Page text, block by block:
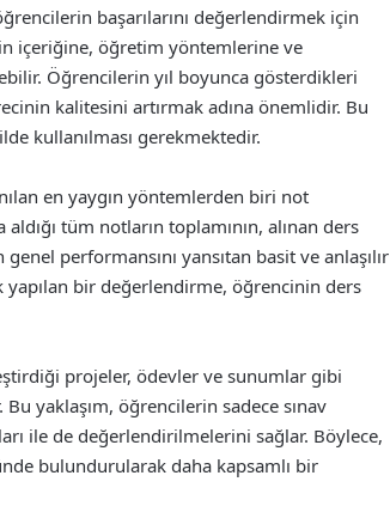
başarılarını değerlendirmek için
içeriğine, öğretim yöntemlerine ve
Öğrencilerin yıl boyunca gösterdikleri
kalitesini artırmak adına önemlidir. Bu
kullanılması gerekmektedir.
en yaygın yöntemlerden biri not
tüm notların toplamının, alınan ders
performansını yansıtan basit ve anlaşılır
yapılan bir değerlendirme, öğrencinin ders
projeler, ödevler ve sunumlar gibi
yaklaşım, öğrencilerin sadece sınav
ile de değerlendirilmelerini sağlar. Böylece,
bulundurularak daha kapsamlı bir